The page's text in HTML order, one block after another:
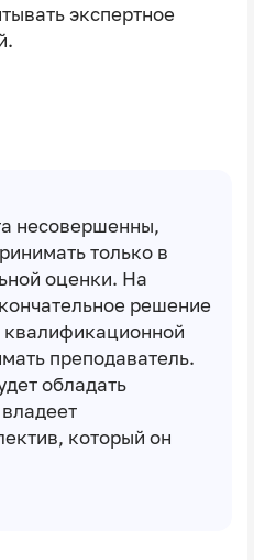
экспертное
несовершенны,
только в
оценки. На
решение
преподаватель.
обладать
который он